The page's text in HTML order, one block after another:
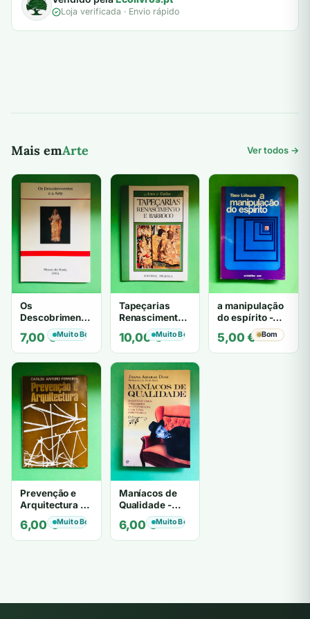
Loja verificada · Envio rápido
Mais emArte Ver todos →
Os
Descobrimentos
e a Arte
7,00€Muito Bom
Tapeçarias
Renascimento e
Barroco
10,00€
Muito Bom
a manipulação
do espírito -
Theo Löbsack
5,00€ Bom
Prevenção e
Arquitectura -
CARLOS
ANTERO
FERREIRA
6,00€Muito Bom
Maníacos de
Qualidade -
Joana Amaral
Dias
6,00€Muito Bom